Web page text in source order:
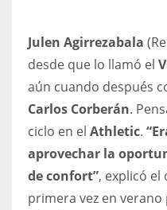
34
6
Julen Agirrezabala
desde que lo llamó el
aún cuando después
Carlos Corberán.
ciclo en el Athletic.
aprovechar la
de confort”, explicó el
primera vez en